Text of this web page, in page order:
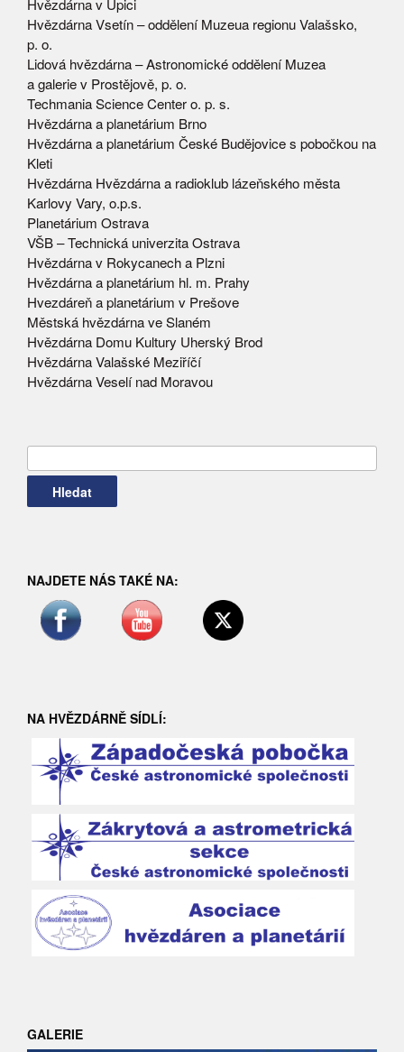
Hvězdárna v Úpici
Hvězdárna Vsetín – oddělení Muzeua regionu Valašsko,
p. o.
Lidová hvězdárna – Astronomické oddělení Muzea
a galerie v Prostějově, p. o.
Techmania Science Center o. p. s.
Hvězdárna a planetárium Brno
Hvězdárna a planetárium České Budějovice s pobočkou na
Kleti
Hvězdárna Hvězdárna a radioklub lázeňského města
Karlovy Vary, o.p.s.
Planetárium Ostrava
VŠB – Technická univerzita Ostrava
Hvězdárna v Rokycanech a Plzni
Hvězdárna a planetárium hl. m. Prahy
Hvezdáreň a planetárium v Prešove
Městská hvězdárna ve Slaném
Hvězdárna Domu Kultury Uherský Brod
Hvězdárna Valašské Meziříčí
Hvězdárna Veselí nad Moravou
NAJDETE NÁS TAKÉ NA:
NA HVĚZDÁRNĚ SÍDLÍ:
GALERIE